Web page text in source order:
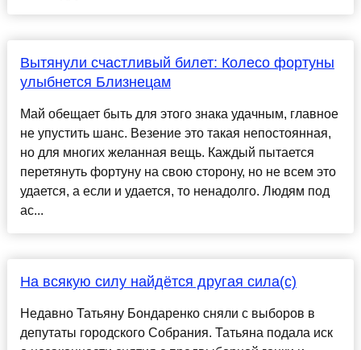
Вытянули счастливый билет: Колесо фортуны
улыбнется Близнецам
Май обещает быть для этого знака удачным, главное
не упустить шанс. Везение это такая непостоянная,
но для многих желанная вещь. Каждый пытается
перетянуть фортуну на свою сторону, но не всем это
удается, а если и удается, то ненадолго. Людям под
ас...
На всякую силу найдётся другая сила(с)
Недавно Татьяну Бондаренко сняли с выборов в
депутаты городского Собрания. Татьяна подала иск